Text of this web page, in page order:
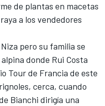
de plantas en macetas
a los vendedores
pero su familia se
donde Rui Costa
Tour de Francia de este
cerca, cuando
Bianchi dirigía una